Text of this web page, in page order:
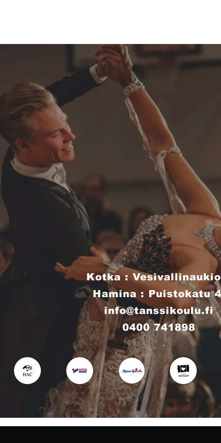
Kotka :
Hamina : Puistokatu
info@tanssikoulu.fi
0400 741898